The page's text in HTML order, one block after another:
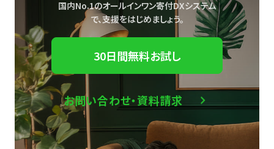
国内No.1のオールインワン寄付DXシステム
で、支援をはじめましょう。
30日間無料お試し
お問い合わせ・資料請求